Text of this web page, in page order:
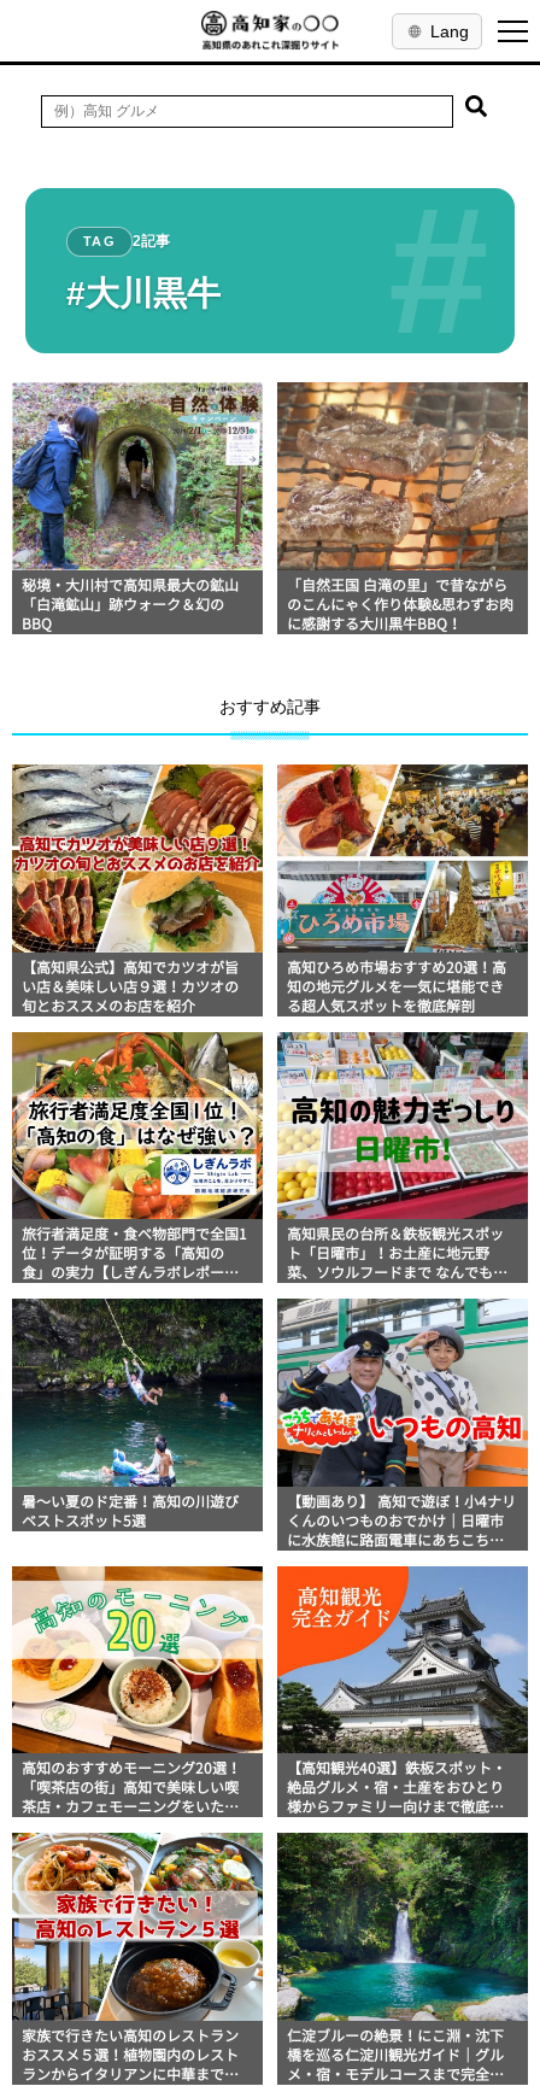
Lang
#
TAG 2記事
#大川黒牛
秘境・大川村で高知県最大の鉱山
「白滝鉱山」跡ウォーク＆幻の
BBQ
「自然王国 白滝の里」で昔ながら
のこんにゃく作り体験&思わずお肉
に感謝する大川黒牛BBQ！
おすすめ記事
【高知県公式】高知でカツオが旨
い店＆美味しい店９選！カツオの
旬とおススメのお店を紹介
高知ひろめ市場おすすめ20選！高
知の地元グルメを一気に堪能でき
る超人気スポットを徹底解剖
旅行者満足度・食べ物部門で全国1
位！データが証明する「高知の
食」の実力【しぎんラボレポー
高知県民の台所＆鉄板観光スポッ
ト「日曜市」！お土産に地元野
菜、ソウルフードまで なんでもそ
説！
暑～い夏のド定番！高知の川遊び
ベストスポット5選
【動画あり】 高知で遊ぼ！小4ナリ
くんのいつものおでかけ｜日曜市
に水族館に路面電車にあちこち巡
高知のおすすめモーニング20選！
「喫茶店の街」高知で美味しい喫
茶店・カフェモーニングをいただ
【高知観光40選】鉄板スポット・
絶品グルメ・宿・土産をおひとり
様からファミリー向けまで徹底解
家族で行きたい高知のレストラン
おススメ５選！植物園内のレスト
ランからイタリアンに中華まで楽
仁淀ブルーの絶景！にこ淵・沈下
橋を巡る仁淀川観光ガイド｜グル
メ・宿・モデルコースまで完全網